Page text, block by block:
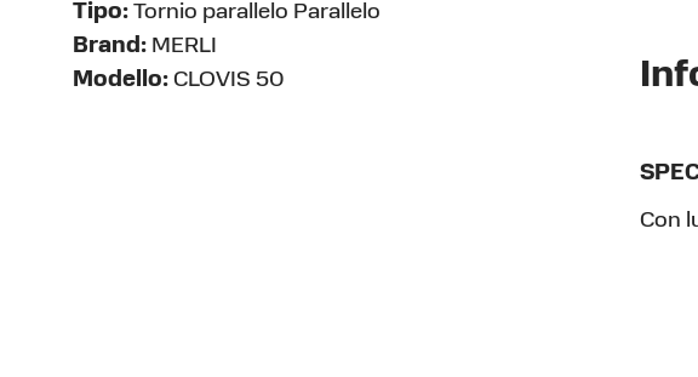
Tipo: Tornio parallelo Parallelo
Brand: MERLI
Modello: CLOVIS 50
Con